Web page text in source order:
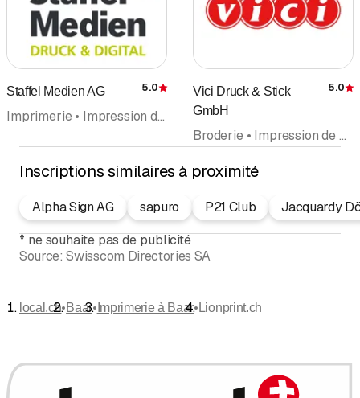
Staffel Medien AG Évaluation
5.0
Imprimerie • Impression digitale • Pré-Press • Publicité • Inscriptions • Graphiste • Webdesign
Vici Druck & Stick
GmbH
5.0
Broderie • Impression de Tissus • Imprimerie de Sérigraphies • Imprimerie • Articles publicitaires
Inscriptions similaires à proximité
Alpha Sign AG sapuro P21 Club
Jacquardy
* ne souhaite pas de publicité
Source: Swisscom Directories SA
local.ch•Baar• Imprimerie à Baar• Lionprint.ch